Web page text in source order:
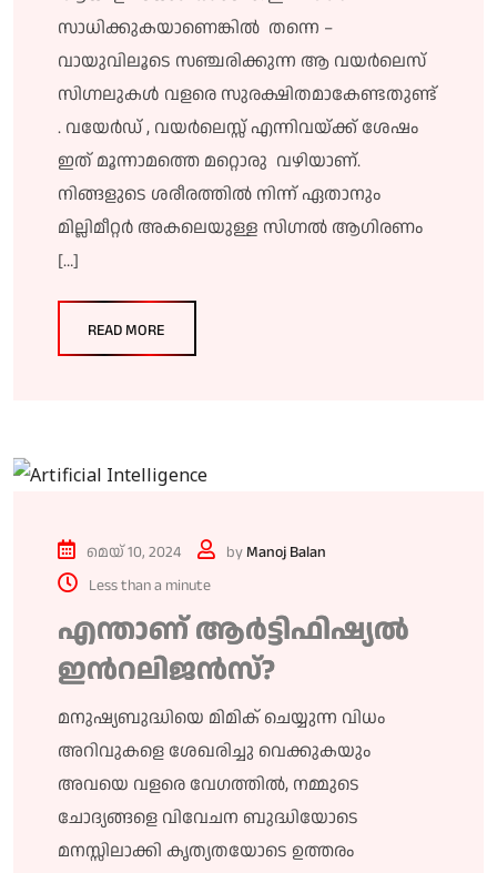
സാധിക്കുകയാണെങ്കിൽ തന്നെ –
വായുവിലൂടെ സഞ്ചരിക്കുന്ന ആ വയർലെസ്
സിഗ്നലുകൾ വളരെ സുരക്ഷിതമാകേണ്ടതുണ്ട്
. വയേർഡ് , വയർലെസ്സ് എന്നിവയ്ക്ക് ശേഷം
ഇത് മൂന്നാമത്തെ മറ്റൊരു വഴിയാണ്.
നിങ്ങളുടെ ശരീരത്തിൽ നിന്ന് ഏതാനും
മില്ലിമീറ്റർ അകലെയുള്ള സിഗ്നൽ ആഗിരണം
[…]
READ MORE
മെയ്‌ 10, 2024 byManoj Balan
Less than a minute
എന്താണ് ആർട്ടിഫിഷ്യൽ
ഇൻറലിജൻസ്?
മനുഷ്യബുദ്ധിയെ മിമിക് ചെയ്യുന്ന വിധം
അറിവുകളെ ശേഖരിച്ചു വെക്കുകയും
അവയെ വളരെ വേഗത്തിൽ, നമ്മുടെ
ചോദ്യങ്ങളെ വിവേചന ബുദ്ധിയോടെ
മനസ്സിലാക്കി കൃത്യതയോടെ ഉത്തരം